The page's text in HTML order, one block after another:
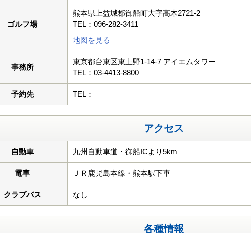
ゴルフ場
熊本県上益城郡御船町大字高木2721-2
TEL：096-282-3411
地図を見る
事務所
東京都台東区東上野1-14-7 アイエムタワー
TEL：03-4413-8800
予約先 TEL：
アクセス
自動車 九州自動車道・御船ICより5km
電車 ＪＲ鹿児島本線・熊本駅下車
クラブバス なし
各種情報